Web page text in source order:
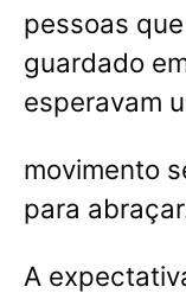
pessoas
guardado
esperavam
movimento
para
A